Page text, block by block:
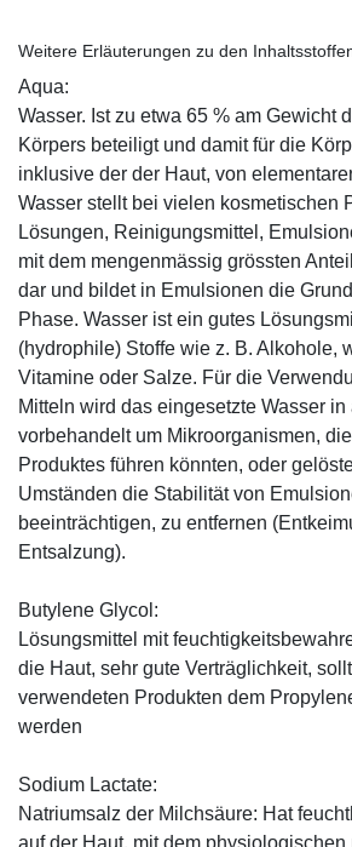
Weitere Erläuterungen zu den
Aqua:
Wasser. Ist zu etwa 65 % am Gewicht
Körpers beteiligt und damit für die
inklusive der der Haut, von
Wasser stellt bei vielen kosmetischen
Lösungen, Reinigungsmittel,
mit dem mengenmässig grössten
dar und bildet in Emulsionen die
Phase. Wasser ist ein gutes
(hydrophile) Stoffe wie z. B. Alkohole,
Vitamine oder Salze. Für die
Mitteln wird das eingesetzte Wasser in
vorbehandelt um Mikroorganismen,
Produktes führen könnten, oder
Umständen die Stabilität von
beeinträchtigen, zu entfernen
Entsalzung).
Butylene Glycol:
Lösungsmittel mit
die Haut, sehr gute Verträglichkeit,
verwendeten Produkten dem
werden
Sodium Lactate:
Natriumsalz der Milchsäure: Hat
auf der Haut, mit dem physiologischen